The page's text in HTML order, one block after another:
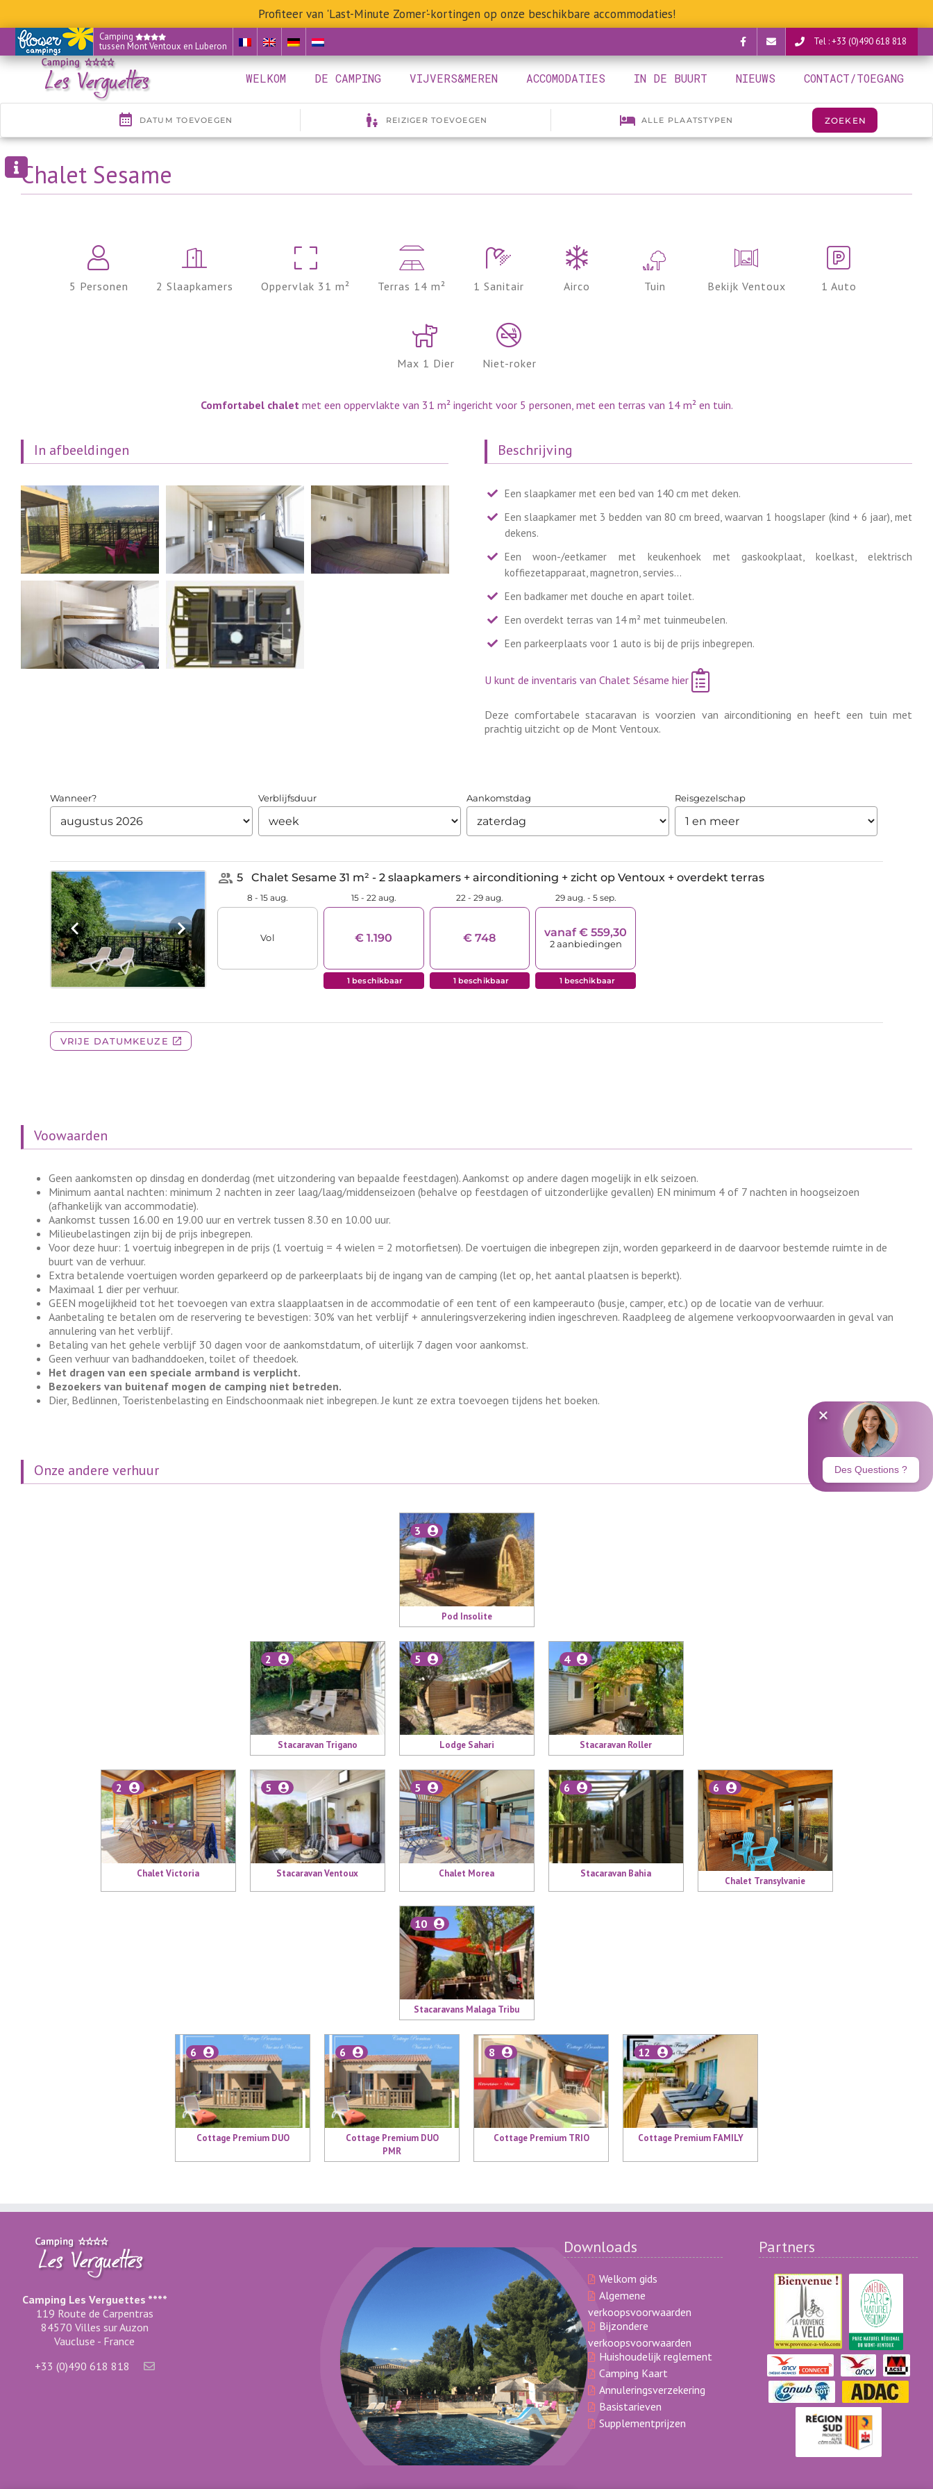
Profiteer van 'Last-Minute Zomer'-kortingen op onze beschikbare accommodaties!
Camping
tussen Mont Ventoux en Luberon
Tel : +33 (0)490 618 818
Skip
content
WELKOM DE CAMPING VIJVERS&MEREN ACCOMODATIES IN DE BUURT NIEUWS CONTACT/TOEGANG
Chalet Sesame
5 Personen 2 Slaapkamers Oppervlak 31 m² Terras 14 m² 1 Sanitair Airco Tuin Bekijk Ventoux 1 Auto
Max 1 Dier Niet-roker
Comfortabel chaletmet een oppervlakte van 31 m² ingericht voor 5 personen, met een terras van 14 m² en tuin.
In afbeeldingen Beschrijving
Een slaapkamer met een bed van 140 cm met deken.
Een slaapkamer met 3 bedden van 80 cm breed, waarvan 1 hoogslaper (kind + 6 jaar), met
dekens.
Een woon-/eetkamer met keukenhoek met gaskookplaat, koelkast, elektrisch
koffiezetapparaat, magnetron, servies…
Een badkamer met douche en apart toilet.
Een overdekt terras van 14 m² met tuinmeubelen.
Een parkeerplaats voor 1 auto is bij de prijs inbegrepen.
U kunt de inventaris van Chalet Sésame hier
Deze comfortabele stacaravan is voorzien van airconditioning en heeft een tuin met
prachtig uitzicht op de Mont Ventoux.
Voowaarden
Geen aankomsten op dinsdag en donderdag (met uitzondering van bepaalde feestdagen). Aankomst op andere dagen mogelijk in elk seizoen.
Minimum aantal nachten: minimum 2 nachten in zeer laag/laag/middenseizoen (behalve op feestdagen of uitzonderlijke gevallen) EN minimum 4 of 7 nachten in hoogseizoen
(afhankelijk van accommodatie).
Aankomst tussen 16.00 en 19.00 uur en vertrek tussen 8.30 en 10.00 uur.
Milieubelastingen zijn bij de prijs inbegrepen.
Voor deze huur: 1 voertuig inbegrepen in de prijs (1 voertuig = 4 wielen = 2 motorfietsen). De voertuigen die inbegrepen zijn, worden geparkeerd in de daarvoor bestemde ruimte in de
buurt van de verhuur.
Extra betalende voertuigen worden geparkeerd op de parkeerplaats bij de ingang van de camping (let op, het aantal plaatsen is beperkt).
Maximaal 1 dier per verhuur.
GEEN mogelijkheid tot het toevoegen van extra slaapplaatsen in de accommodatie of een tent of een kampeerauto (busje, camper, etc.) op de locatie van de verhuur.
Aanbetaling te betalen om de reservering te bevestigen: 30% van het verblijf + annuleringsverzekering indien ingeschreven. Raadpleeg de algemene verkoopvoorwaarden in geval van
annulering van het verblijf.
Betaling van het gehele verblijf 30 dagen voor de aankomstdatum, of uiterlijk 7 dagen voor aankomst.
Geen verhuur van badhanddoeken, toilet of theedoek.
Het dragen van een speciale armband is verplicht.
Bezoekers van buitenaf mogen de camping niet betreden.
Dier, Bedlinnen, Toeristenbelasting en Eindschoonmaak niet inbegrepen. Je kunt ze extra toevoegen tijdens het boeken.
Onze andere verhuur
Pod Insolite
3
Stacaravan Trigano
2
Lodge Sahari
5
Stacaravan Roller
4
Chalet Victoria
2
Stacaravan Ventoux
5
Chalet Morea
5
Stacaravan Bahia
6
Chalet Transylvanie
6
Stacaravans Malaga Tribu
10
Cottage Premium DUO
6
Cottage Premium DUO
PMR
6
Cottage Premium TRIO
8
Cottage Premium FAMILY
12
Camping Les Verguettes ****
119 Route de Carpentras
84570 Villes sur Auzon
Vaucluse - France
+33 (0)490 618 818
Downloads
Welkom gids
Algemene
verkoopsvoorwaarden
Bijzondere
verkoopsvoorwaarden
Huishoudelijk reglement
Camping Kaart
Annuleringsverzekering
Basistarieven
Supplementprijzen
Partners